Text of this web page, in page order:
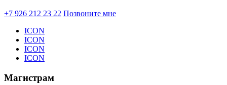
+7 926 212 23 22 Позвоните мне
ICON
ICON
ICON
ICON
Магистрам